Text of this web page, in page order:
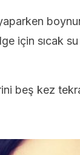
için sıcak
beş kez